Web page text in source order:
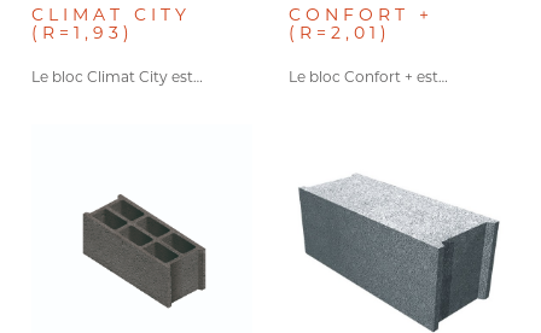
CLIMAT CITY
(R=1,93)
Le bloc Climat City est…
CONFORT +
(R=2,01)
Le bloc Confort + est…